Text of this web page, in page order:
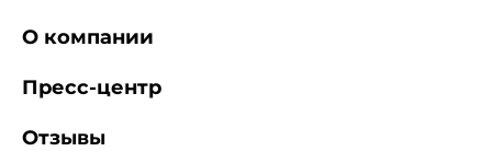
О компании
Пресс-центр
Отзывы